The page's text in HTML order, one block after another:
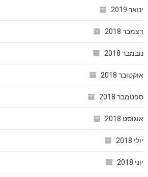
ינואר 2019
דצמבר 2018
נובמבר 2018
אוקטובר 2018
ספטמבר 2018
אוגוסט 2018
יולי 2018
יוני 2018